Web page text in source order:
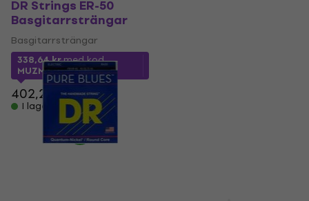
DR Strings ER-50
Basgitarrsträngar
Basgitarrsträngar
338,64 krmed kod
MUZMUZ-15
402,24 kr
I lager för E-shop